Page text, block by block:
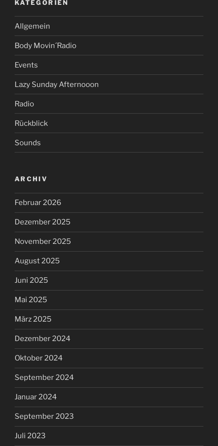
KATEGORIEN
Allgemein
Body Movin´Radio
Events
Lazy Sunday Afternooon
Radio
Rückblick
Sounds
ARCHIV
Februar 2026
Dezember 2025
November 2025
August 2025
Juni 2025
Mai 2025
März 2025
Dezember 2024
Oktober 2024
September 2024
Januar 2024
September 2023
Juli 2023